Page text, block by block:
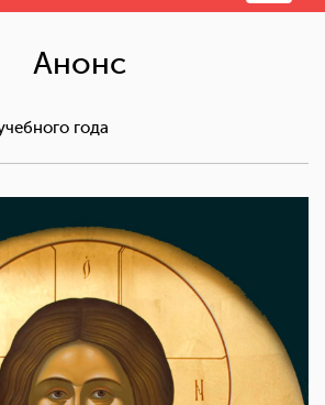
Анонс
года